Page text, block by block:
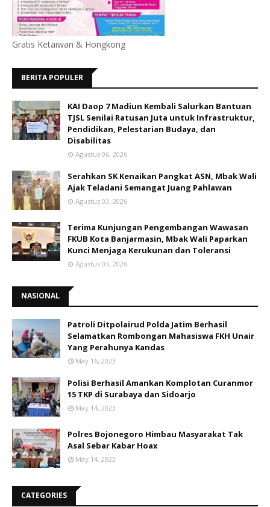
Gratis Ketaiwan & Hongkong
BERITA POPULER
KAI Daop 7 Madiun Kembali Salurkan Bantuan
TJSL Senilai Ratusan Juta untuk Infrastruktur,
Pendidikan, Pelestarian Budaya, dan
Disabilitas
Agustus 06, 2026
Serahkan SK Kenaikan Pangkat ASN, Mbak Wali
Ajak Teladani Semangat Juang Pahlawan
Agustus 03, 2026
Terima Kunjungan Pengembangan Wawasan
FKUB Kota Banjarmasin, Mbak Wali Paparkan
Kunci Menjaga Kerukunan dan Toleransi
Agustus 03, 2026
NASIONAL
Patroli Ditpolairud Polda Jatim Berhasil
Selamatkan Rombongan Mahasiswa FKH Unair
Yang Perahunya Kandas
May 16, 2023
Polisi Berhasil Amankan Komplotan Curanmor
15 TKP di Surabaya dan Sidoarjo
May 14, 2023
Polres Bojonegoro Himbau Masyarakat Tak
Asal Sebar Kabar Hoax
May 14, 2023
CATEGORIES